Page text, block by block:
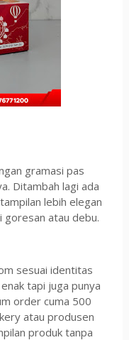
gramasi pas
Ditambah lagi ada
lebih elegan
goresan atau debu.
sesuai identitas
tapi juga punya
order cuma 500
atau produsen
produk tanpa